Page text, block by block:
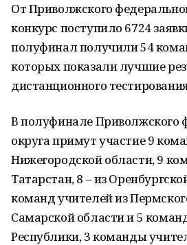
От Приволжского
конкурс поступило 6724
полуфинал получили 54
которых показали лучшие
дистанционного
В полуфинале Приволжского
округа примут участие 9
Нижегородской области, 9
Татарстан, 8 – из
команд учителей из
Самарской области и 5
Республики, 3 команды